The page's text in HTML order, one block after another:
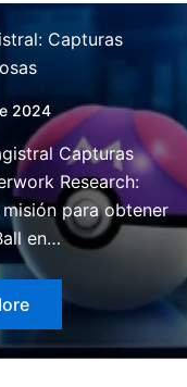
Capturas
2024
Capturas
Research:
para obtener
en…